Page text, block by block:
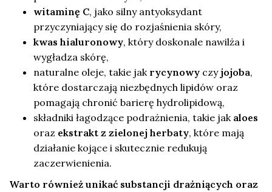
witaminę C, jako silny antyoksydant
przyczyniający się do rozjaśnienia skóry,
kwas hialuronowy, który doskonale nawilża i
wygładza skórę,
naturalne oleje, takie jak rycynowy czyjojoba,
które dostarczają niezbędnych lipidów oraz
pomagają chronić barierę hydrolipidową,
składniki łagodzące podrażnienia, takie jak aloes
oraz ekstrakt z zielonej herbaty, które mają
działanie kojące i skutecznie redukują
zaczerwienienia.
Warto również unikać substancji drażniących oraz